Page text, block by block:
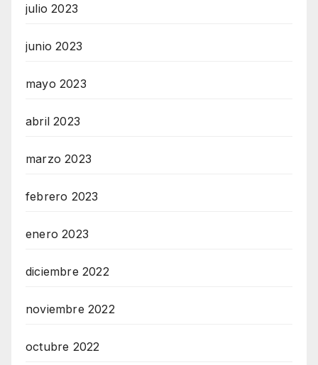
julio 2023
junio 2023
mayo 2023
abril 2023
marzo 2023
febrero 2023
enero 2023
diciembre 2022
noviembre 2022
octubre 2022